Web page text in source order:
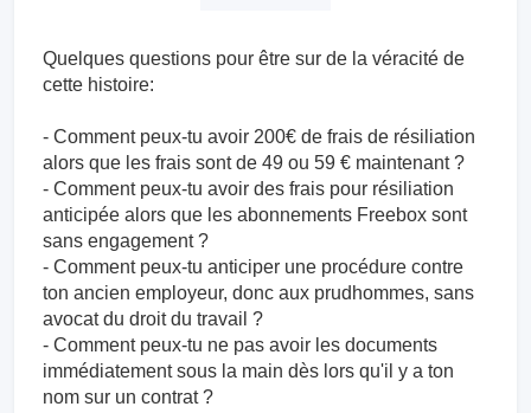
Quelques questions pour être sur de la véracité de
cette histoire:
- Comment peux-tu avoir 200€ de frais de résiliation
alors que les frais sont de 49 ou 59 € maintenant ?
- Comment peux-tu avoir des frais pour résiliation
anticipée alors que les abonnements Freebox sont
sans engagement ?
- Comment peux-tu anticiper une procédure contre
ton ancien employeur, donc aux prudhommes, sans
avocat du droit du travail ?
- Comment peux-tu ne pas avoir les documents
immédiatement sous la main dès lors qu'il y a ton
nom sur un contrat ?